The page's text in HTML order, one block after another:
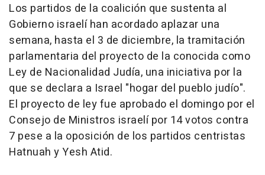
Los partidos de la coalición que sustenta al
Gobierno israelí han acordado aplazar una
semana, hasta el 3 de diciembre, la tramitación
parlamentaria del proyecto de la conocida como
Ley de Nacionalidad Judía, una iniciativa por la
que se declara a Israel "hogar del pueblo judío".
El proyecto de ley fue aprobado el domingo por el
Consejo de Ministros israelí por 14 votos contra
7 pese a la oposición de los partidos centristas
Hatnuah y Yesh Atid.